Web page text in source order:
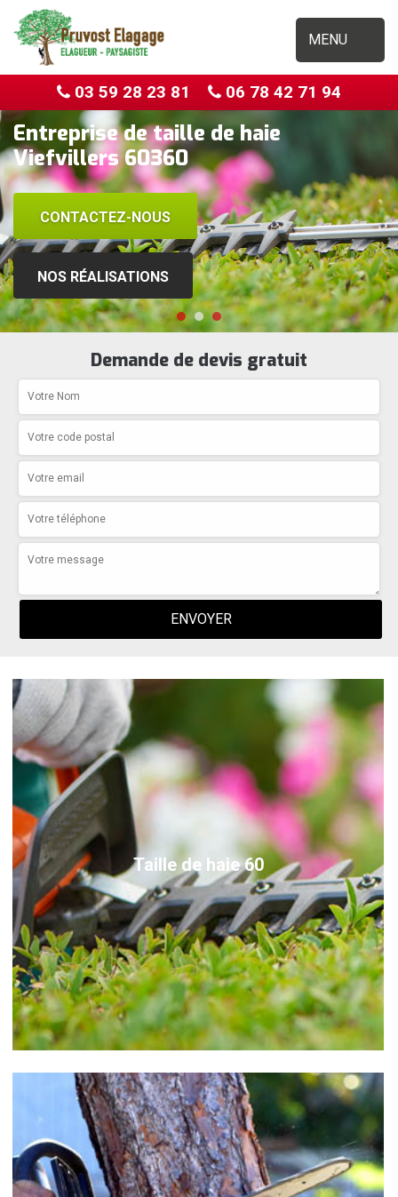
MENU
03 59 28 23 81 06 78 42 71 94
Entreprise de taille de haie
Viefvillers 60360
CONTACTEZ-NOUS
NOS RÉALISATIONS
Demande de devis gratuit
Taille de haie 60